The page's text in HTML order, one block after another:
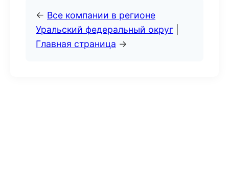
← Все компании в регионе
Уральский федеральный округ
Главная страница →